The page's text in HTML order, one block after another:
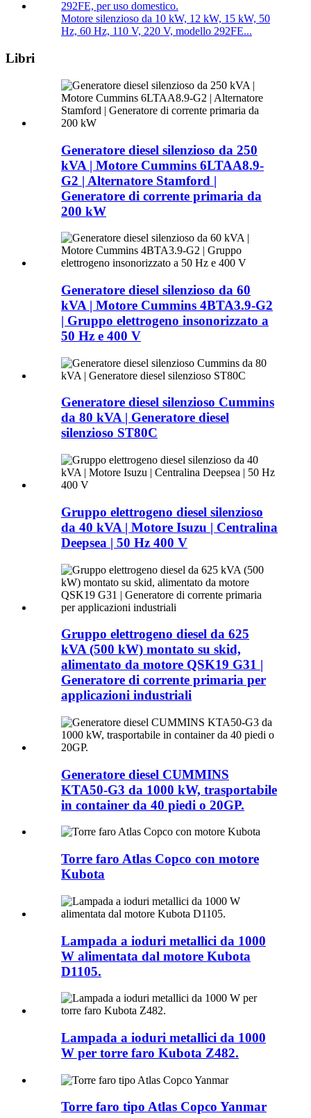
Motore silenzioso da 10 kW, 12 kW, 15 kW, 50
Hz, 60 Hz, 110 V, 220 V, modello 292FE...
Libri
Generatore diesel silenzioso da 250
kVA | Motore Cummins 6LTAA8.9-
G2 | Alternatore Stamford |
Generatore di corrente primaria da
200 kW
Generatore diesel silenzioso da 60
kVA | Motore Cummins 4BTA3.9-G2
| Gruppo elettrogeno insonorizzato a
50 Hz e 400 V
Generatore diesel silenzioso Cummins
da 80 kVA | Generatore diesel
silenzioso ST80C
Gruppo elettrogeno diesel silenzioso
da 40 kVA | Motore Isuzu | Centralina
Deepsea | 50 Hz 400 V
Gruppo elettrogeno diesel da 625
kVA (500 kW) montato su skid,
alimentato da motore QSK19 G31 |
Generatore di corrente primaria per
applicazioni industriali
Generatore diesel CUMMINS
KTA50-G3 da 1000 kW, trasportabile
in container da 40 piedi o 20GP.
Torre faro Atlas Copco con motore
Kubota
Lampada a ioduri metallici da 1000
W alimentata dal motore Kubota
D1105.
Lampada a ioduri metallici da 1000
W per torre faro Kubota Z482.
Torre faro tipo Atlas Copco Yanmar